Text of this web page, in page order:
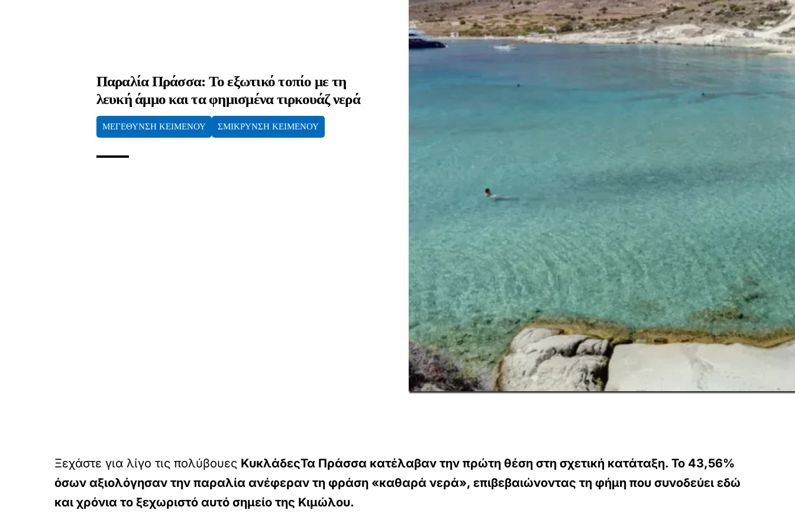
Παραλία Πράσσα: Το εξωτικό τοπίο με τη
λευκή άμμο και τα φημισμένα τιρκουάζ νερά
ΜΕΓΕΘΥΝΣΗ ΚΕΙΜΕΝΟΥ ΣΜΙΚΡΥΝΣΗ ΚΕΙΜΕΝΟΥ
Ξεχάστε για λίγο τις πολύβουες ΚυκλάδεςΤα Πράσσα κατέλαβαν την πρώτη θέση στη σχετική κατάταξη. Το 43,56%
όσων αξιολόγησαν την παραλία ανέφεραν τη φράση «καθαρά νερά», επιβεβαιώνοντας τη φήμη που συνοδεύει εδώ
και χρόνια το ξεχωριστό αυτό σημείο της Κιμώλου.